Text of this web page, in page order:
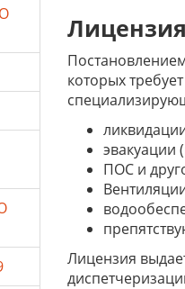
которых
эвакуации
ПОС и
Лицензия